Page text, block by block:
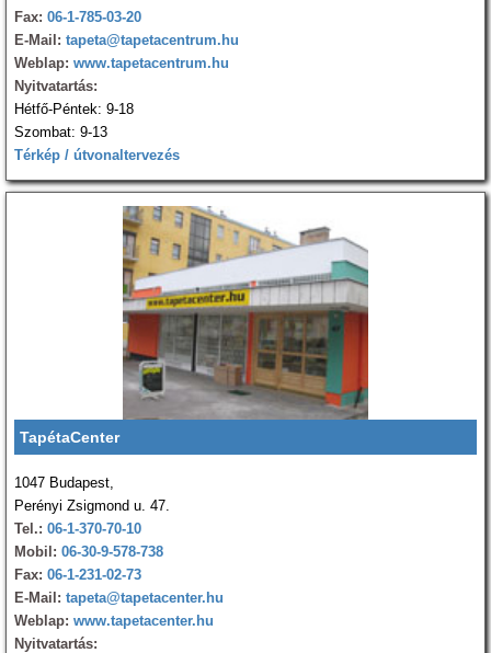
Fax: 06-1-785-03-20
E-Mail: tapeta@tapetacentrum.hu
Weblap: www.tapetacentrum.hu
Nyitvatartás:
Hétfő-Péntek: 9-18
Szombat: 9-13
Térkép / útvonaltervezés
TapétaCenter
1047 Budapest,
Perényi Zsigmond u. 47.
Tel.: 06-1-370-70-10
Mobil: 06-30-9-578-738
Fax: 06-1-231-02-73
E-Mail: tapeta@tapetacenter.hu
Weblap: www.tapetacenter.hu
Nyitvatartás: